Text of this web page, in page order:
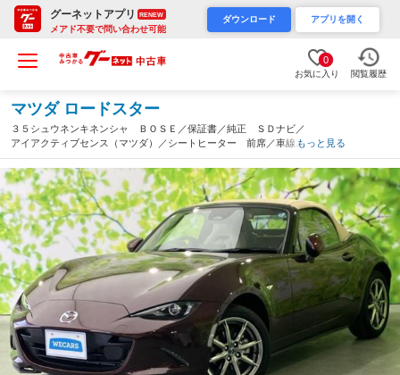
グーネットアプリ RENEW
メアド不要で問い合わせ可能
ダウンロード アプリを開く
0
お気に入り 閲覧履歴
マツダ ロードスター
３５シュウネンキネンシャ ＢＯＳＥ／保証書／純正 ＳＤナビ／
アイアクティブセンス（マツダ）／シートヒーター 前席／車線逸
脱防止支援システム／シート フルレザー／ドライブレコーダー
前後／ヘッドランプ ＬＥＤ（佐賀県）
もっと見る